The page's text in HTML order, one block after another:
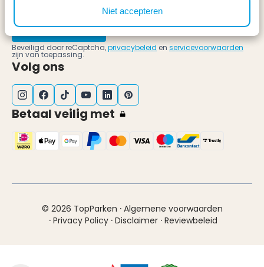
Niet accepteren
Schrijf mij in!
Beveiligd door reCaptcha,privacybeleid en servicevoorwaarden
zijn van toepassing.
Volg ons
Betaal veilig met
© 2026 TopParken · Algemene voorwaarden
· Privacy Policy · Disclaimer · Reviewbeleid